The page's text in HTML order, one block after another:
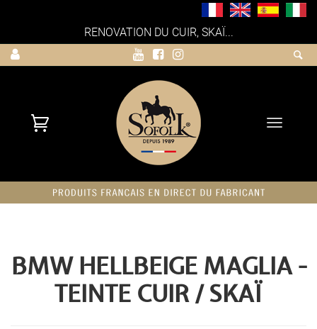
RENOVATION DU CUIR, SKAÏ...
Toggle
BMW HELLBEIGE MAGLIA -
TEINTE CUIR / SKAÏ